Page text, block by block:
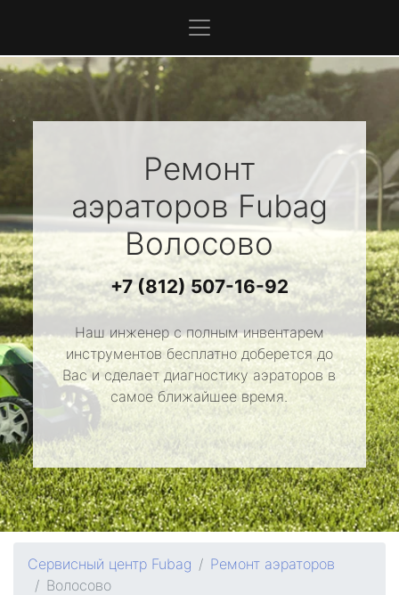
Ремонт
аэраторов Fubag
Волосово
+7 (812) 507-16-92
Наш инженер с полным инвентарем
инструментов бесплатно доберется до
Вас и сделает диагностику аэраторов в
самое ближайшее время.
Сервисный центр Fubag
Ремонт аэраторов
Волосово